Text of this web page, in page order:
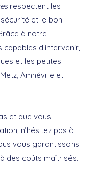
respectent les
et le bon
à notre
d’intervenir,
et les petites
Amnéville et
et que vous
n’hésitez pas à
vous garantissons
des coûts maîtrisés.